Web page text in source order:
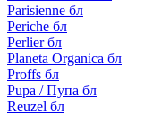
Parisienne бл
Periche бл
Perlier бл
Planeta Organica бл
Proffs бл
Pupa / Пупа бл
Reuzel бл